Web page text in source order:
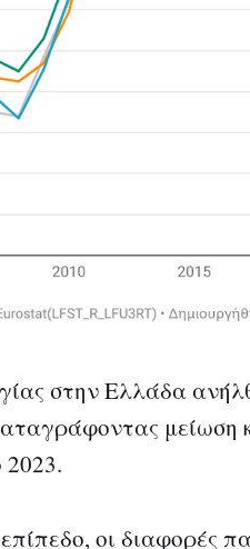
στην Ελλάδα
μείωση
2023.
οι διαφορές